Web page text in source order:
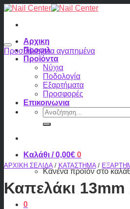
Skip
content
Αρχικη
Προφιλ
Προϊόντα
Νύχια
Ποδολογία
Εξαρτήματα
Προσφορές
Επικοινωνια
Αναζήτηση
για:
Καλάθι /0,00€ 0
Κανένα προϊόν στο
0
Προσθήκη στα αγαπημένα
ΑΡΧΙΚΉ ΣΕΛΊΔΑ / ΚΑΤΆΣΤΗΜΑ /
Καπελάκι 13mm